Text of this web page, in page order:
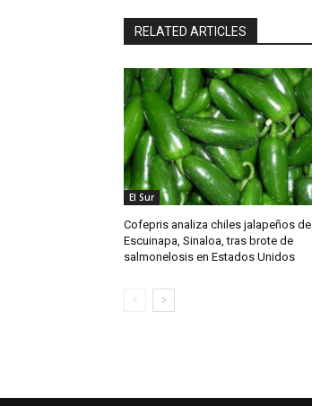
RELATED ARTICLES
El Sur
Cofepris analiza chiles jalapeños de
Escuinapa, Sinaloa, tras brote de
salmonelosis en Estados Unidos